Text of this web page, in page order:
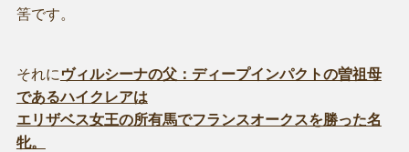
筈です。
それに ヴィルシーナの父：ディープインパクトの曽祖母
であるハイクレアは
エリザベス女王の所有馬でフランスオークスを勝った名
牝。